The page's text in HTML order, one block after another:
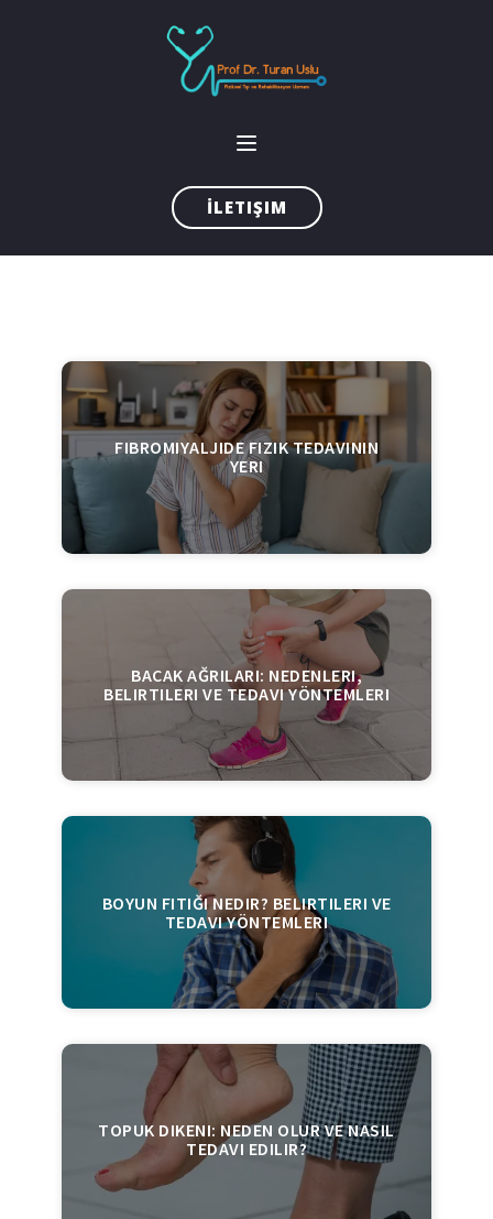
İLETIŞIM
FIBROMIYALJIDE FIZIK TEDAVININ
YERI
BACAK AĞRILARI: NEDENLERI,
BELIRTILERI VE TEDAVI YÖNTEMLERI
BOYUN FITIĞI NEDIR? BELIRTILERI VE
TEDAVI YÖNTEMLERI
TOPUK DIKENI: NEDEN OLUR VE NASIL
TEDAVI EDILIR?